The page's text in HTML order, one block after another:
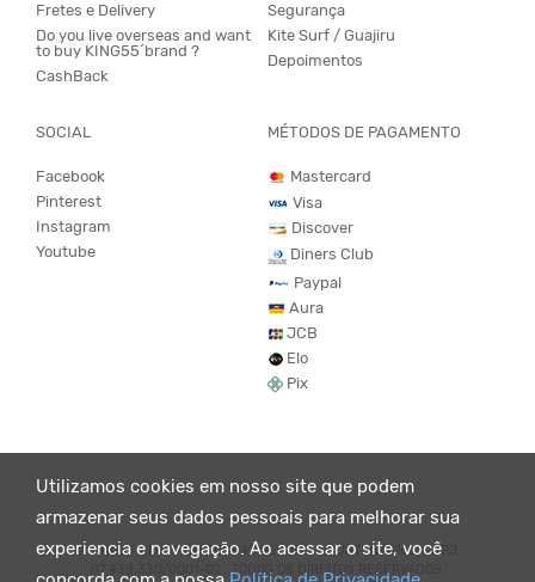
Utilizamos cookies em nosso site que podem
armazenar seus dados pessoais para melhorar sua
experiencia e navegação. Ao acessar o site, você
Fretes e Delivery
Do you live overseas and want
to buy KING55´brand ?
CashBack
Segurança
Kite Surf / Guajiru
Depoimentos
SOCIAL
Facebook
Pinterest
Instagram
Youtube
MÉTODOS DE PAGAMENTO
Mastercard
Visa
Discover
Diners Club
Paypal
Aura
JCB
Elo
Pix
© KING55 - LOJA DE ROUPAS VEGANO E SUSTENTÁVEL. CNPJ:
07.438.330/0001-02 . TODOS OS DIREITOS RESERVADOS.